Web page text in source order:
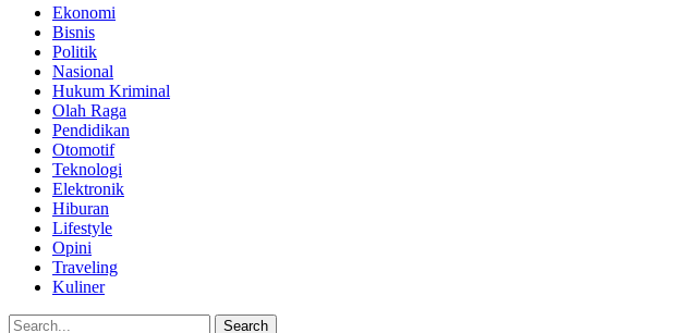
Ekonomi
Bisnis
Politik
Nasional
Hukum Kriminal
Olah Raga
Pendidikan
Otomotif
Teknologi
Elektronik
Hiburan
Lifestyle
Opini
Traveling
Kuliner